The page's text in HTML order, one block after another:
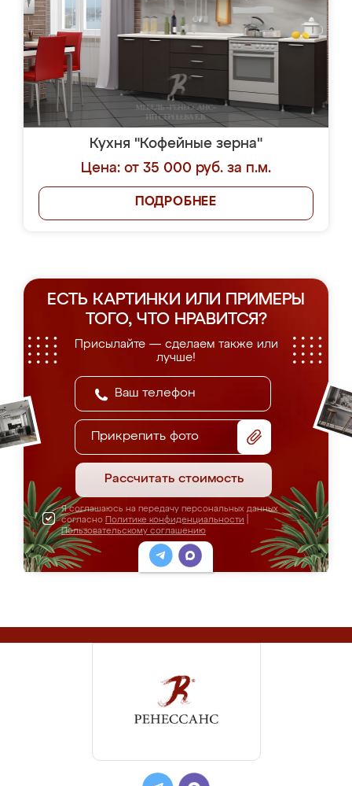
Кухня "Кофейные зерна"
Цена: от 35 000 руб. за п.м.
ПОДРОБНЕЕ
ЕСТЬ КАРТИНКИ ИЛИ ПРИМЕРЫ
ТОГО, ЧТО НРАВИТСЯ?
Присылайте — сделаем также или
лучше!
Прикрепить фото
Рассчитать стоимость
Я соглашаюсь на передачу персональных данных
согласно Политике конфиденциальности
Пользовательскому соглашению